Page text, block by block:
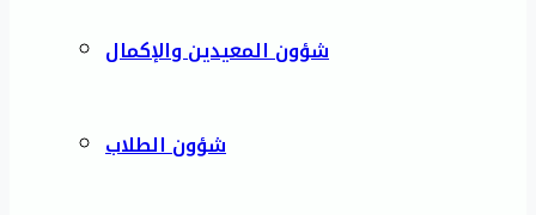
شؤون المعيدين والإكمال
شؤون الطلاب